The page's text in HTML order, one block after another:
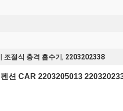
조절식 충격 흡수기 , 2203202338
CAR 2203205013